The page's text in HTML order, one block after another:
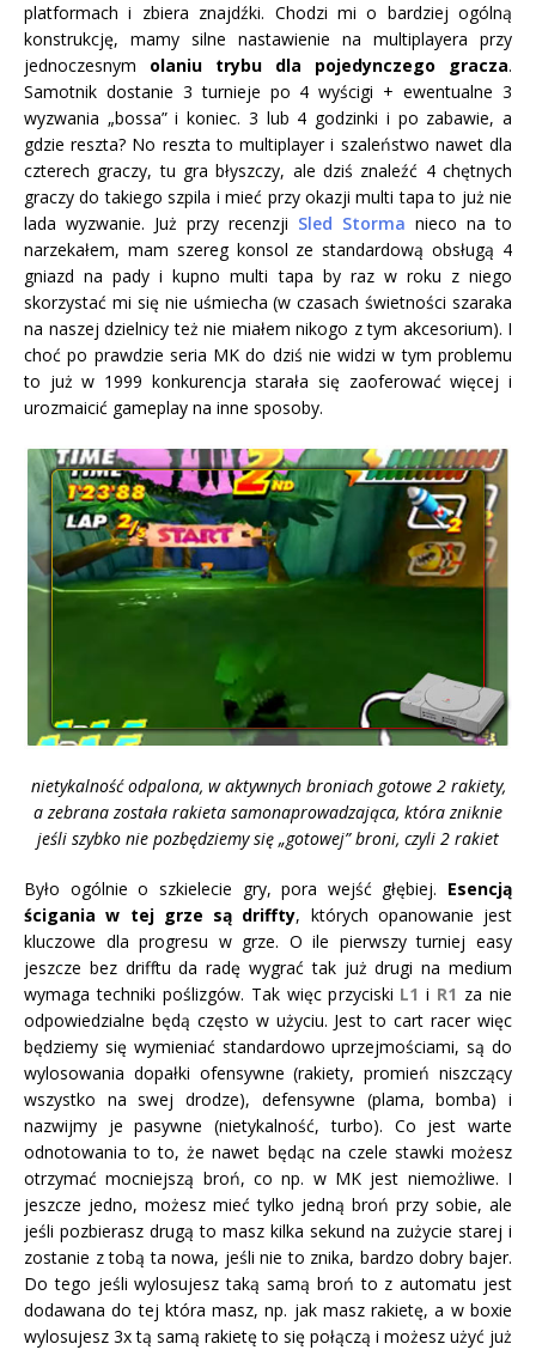
platformach i zbiera znajdźki. Chodzi mi o bardziej ogólną
konstrukcję, mamy silne nastawienie na multiplayera przy
jednoczesnym olaniu trybu dla pojedynczego gracza.
Samotnik dostanie 3 turnieje po 4 wyścigi + ewentualne 3
wyzwania „bossa” i koniec. 3 lub 4 godzinki i po zabawie, a
gdzie reszta? No reszta to multiplayer i szaleństwo nawet dla
czterech graczy, tu gra błyszczy, ale dziś znaleźć 4 chętnych
graczy do takiego szpila i mieć przy okazji multi tapa to już nie
lada wyzwanie. Już przy recenzji Sled Storma nieco na to
narzekałem, mam szereg konsol ze standardową obsługą 4
gniazd na pady i kupno multi tapa by raz w roku z niego
skorzystać mi się nie uśmiecha (w czasach świetności szaraka
na naszej dzielnicy też nie miałem nikogo z tym akcesorium). I
choć po prawdzie seria MK do dziś nie widzi w tym problemu
to już w 1999 konkurencja starała się zaoferować więcej i
urozmaicić gameplay na inne sposoby.
nietykalność odpalona, w aktywnych broniach gotowe 2 rakiety,
a zebrana została rakieta samonaprowadzająca, która zniknie
jeśli szybko nie pozbędziemy się „gotowej” broni, czyli 2 rakiet
Było ogólnie o szkielecie gry, pora wejść głębiej. Esencją
ścigania w tej grze są driffty, których opanowanie jest
kluczowe dla progresu w grze. O ile pierwszy turniej easy
jeszcze bez drifftu da radę wygrać tak już drugi na medium
wymaga techniki poślizgów. Tak więc przyciski L1 i R1 za nie
odpowiedzialne będą często w użyciu. Jest to cart racer więc
będziemy się wymieniać standardowo uprzejmościami, są do
wylosowania dopałki ofensywne (rakiety, promień niszczący
wszystko na swej drodze), defensywne (plama, bomba) i
nazwijmy je pasywne (nietykalność, turbo). Co jest warte
odnotowania to to, że nawet będąc na czele stawki możesz
otrzymać mocniejszą broń, co np. w MK jest niemożliwe. I
jeszcze jedno, możesz mieć tylko jedną broń przy sobie, ale
jeśli pozbierasz drugą to masz kilka sekund na zużycie starej i
zostanie z tobą ta nowa, jeśli nie to znika, bardzo dobry bajer.
Do tego jeśli wylosujesz taką samą broń to z automatu jest
dodawana do tej która masz, np. jak masz rakietę, a w boxie
wylosujesz 3x tą samą rakietę to się połączą i możesz użyć już